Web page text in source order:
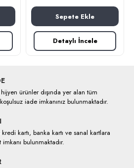
Sepete Ekle
Detaylı İncele
ürünler dışında yer alan tüm
iade imkanınız bulunmaktadır.
kartı, banka kartı ve sanal kartlara
imkanı bulunmaktadır.